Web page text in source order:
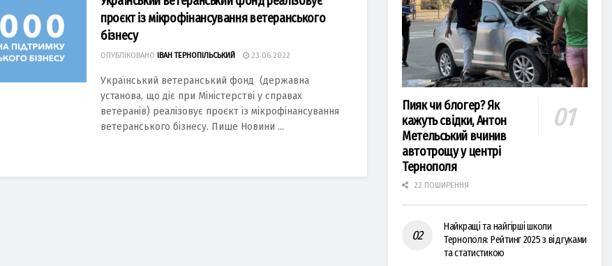
проєкт із мікрофінансування ветеранського
бізнесу
ОПУБЛІКОВАНО ІВАН ТЕРНОПІЛЬСЬКИЙ 23.06.2022
Український ветеранський фонд (державна
установа, що діє при Міністерстві у справах
ветеранів) реалізовує проєкт із мікрофінансування
ветеранського бізнесу. Пише Новини ...
Пияк чи блогер? Як
кажуть свідки, Антон
Метельський вчинив
автотрощу у центрі
Тернополя
22 ПОШИРЕННЯ
Найкращі та найгірші школи
Тернополя: Рейтинг 2025 з відгуками
та статистикою